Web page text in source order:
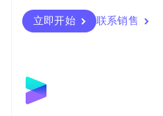
立即开始 联系销售
瑞士
DeutschFrançais
English
斯洛文尼亚